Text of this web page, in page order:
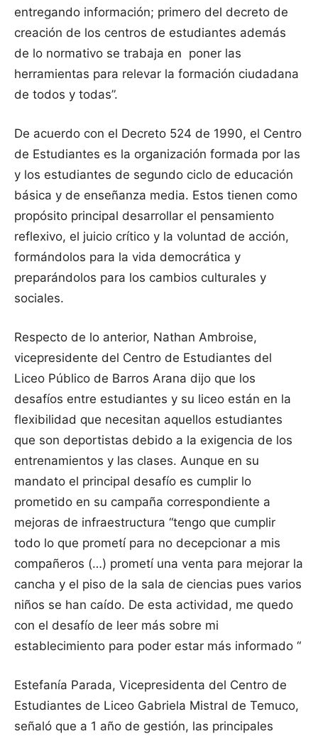
entregando información; primero del decreto de
creación de los centros de estudiantes además
de lo normativo se trabaja en poner las
herramientas para relevar la formación ciudadana
de todos y todas”.
De acuerdo con el Decreto 524 de 1990, el Centro
de Estudiantes es la organización formada por las
y los estudiantes de segundo ciclo de educación
básica y de enseñanza media. Estos tienen como
propósito principal desarrollar el pensamiento
reflexivo, el juicio crítico y la voluntad de acción,
formándolos para la vida democrática y
preparándolos para los cambios culturales y
sociales.
Respecto de lo anterior, Nathan Ambroise,
vicepresidente del Centro de Estudiantes del
Liceo Público de Barros Arana dijo que los
desafíos entre estudiantes y su liceo están en la
flexibilidad que necesitan aquellos estudiantes
que son deportistas debido a la exigencia de los
entrenamientos y las clases. Aunque en su
mandato el principal desafío es cumplir lo
prometido en su campaña correspondiente a
mejoras de infraestructura “tengo que cumplir
todo lo que prometí para no decepcionar a mis
compañeros (…) prometí una venta para mejorar la
cancha y el piso de la sala de ciencias pues varios
niños se han caído. De esta actividad, me quedo
con el desafío de leer más sobre mi
establecimiento para poder estar más informado “
Estefanía Parada, Vicepresidenta del Centro de
Estudiantes de Liceo Gabriela Mistral de Temuco,
señaló que a 1 año de gestión, las principales